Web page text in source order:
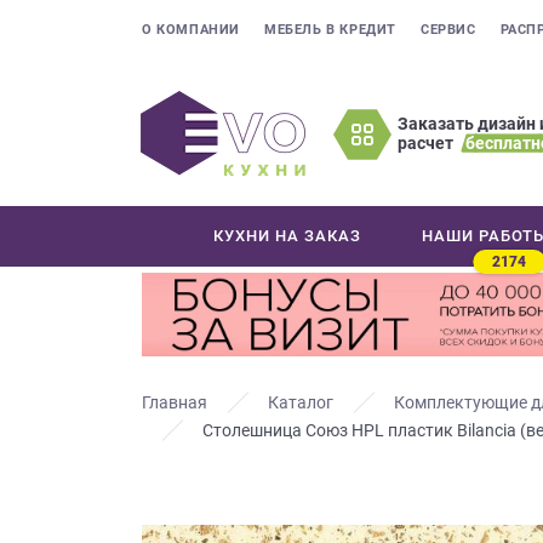
О КОМПАНИИ МЕБЕЛЬ В КРЕДИТ СЕРВИС
Заказать дизайн
расчет
КУХНИ НА ЗАКАЗ НАШИ
2174
Главная Каталог Комплектующие
Столешница Союз HPL пластик Bilancia
ваши